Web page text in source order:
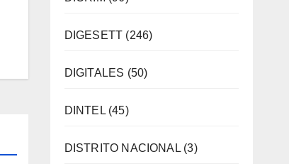
DIGESETT (246)
DIGITALES (50)
DINTEL(45)
DISTRITO NACIONAL(3)